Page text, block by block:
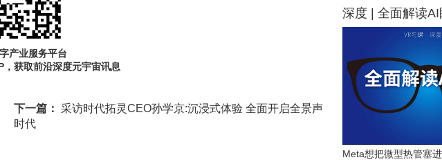
产业服务平台
获取前沿深度元宇宙讯息
下一篇： 采访时代拓灵CEO孙学京:沉浸式体验 全面开启全景声
时代
深度 | 全面解读AI
Meta想把微型热管塞